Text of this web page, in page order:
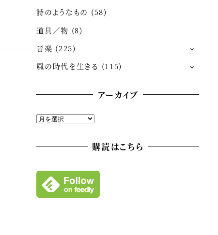
詩のようなもの (58)
道具／物 (8)
音楽 (225)
風の時代を生きる (115)
アーカイブ
ア
ブ
購読はこちら